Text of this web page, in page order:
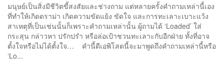
มนุษย์เป็นสิ่งมีชีวิตขี้สงสัยและช่างถาม แต่หลายครั้งคำถามเหล่านี้เอง
ที่ทำให้เกิดดราม่า เกิดความขัดแย้ง ขัดใจ และการทะเลาะเบาะแว้ง
สาเหตุที่เป็นเช่นนั้นก็เพราะคำถามเหล่านั้น ผู้ถามได้ ‘Loaded’ ใส่
กระสุน กล่าวหา ปรักปรำ หรือล่อเป้าชวนทะเลาะกับอีกฝ่าย ทั้งที่อาจ
ตั้งใจหรือไม่ได้ตั้งใจ… คำนี้ดีเอพิโสดนี้จะมาพูดถึงคำถามเหล่านี้หรือ
‘Lo...